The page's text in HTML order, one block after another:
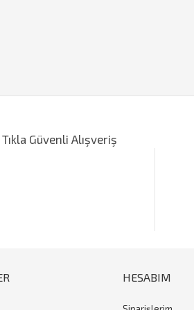
Gönder
Tıkla Güvenli Alışveriş
HESABIM